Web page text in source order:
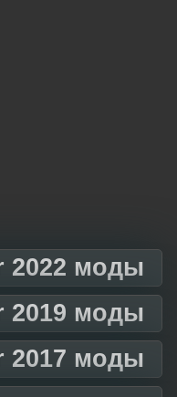
2022 моды
2019 моды
2017 моды